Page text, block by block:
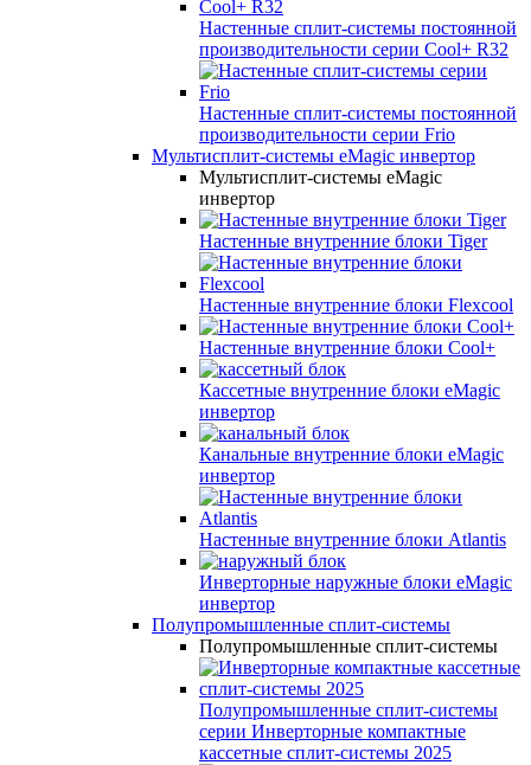
Настенные сплит-системы постоянной
производительности серии Cool+ R32
Настенные сплит-системы постоянной
производительности серии Frio
Мультисплит-системы eMagic инвертор
Мультисплит-системы eMagic
инвертор
Настенные внутренние блоки Tiger
Настенные внутренние блоки Flexcool
Настенные внутренние блоки Cool+
Кассетные внутренние блоки eMagic
инвертор
Канальные внутренние блоки eMagic
инвертор
Настенные внутренние блоки Atlantis
Инверторные наружные блоки eMagic
инвертор
Полупромышленные сплит-системы
Полупромышленные сплит-системы
Полупромышленные сплит-системы
серии Инверторные компактные
кассетные сплит-системы 2025